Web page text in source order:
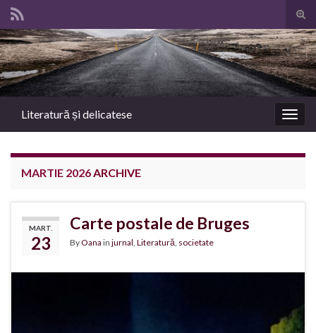
Search for:
Literatură și delicatese
MARTIE 2026 ARCHIVE
MART.
23
Carte postale de Bruges
ByOana in jurnal Literatură societate